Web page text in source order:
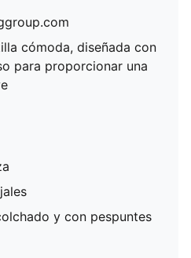
cómoda, diseñada con
para proporcionar una
y con pespuntes